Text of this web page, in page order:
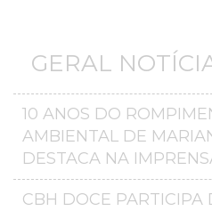
GERAL
10 ANOS DO
AMBIENTAL DE
DESTACA NA
CBH DOCE PARTICIPA